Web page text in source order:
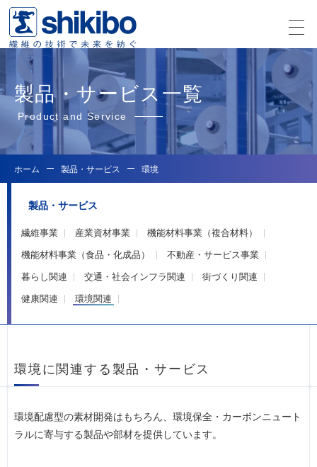
製品・サービス一覧
Product and Service
ホーム 製品・サービス 環境
製品・サービス
繊維事業 産業資材事業 機能材料事業（複合材料）
機能材料事業（食品・化成品） 不動産・サービス事業
暮らし関連 交通・社会インフラ関連 街づくり関連
健康関連 環境関連
環境に関連する製品・サービス
環境配慮型の素材開発はもちろん、環境保全・カーボンニュート
ラルに寄与する製品や部材を提供しています。